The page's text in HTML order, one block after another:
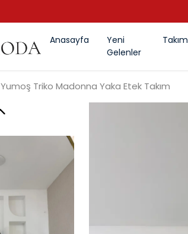
Anasayfa
Yeni
Gelenler
Takım
Yumoş Triko Madonna Yaka Etek Takım